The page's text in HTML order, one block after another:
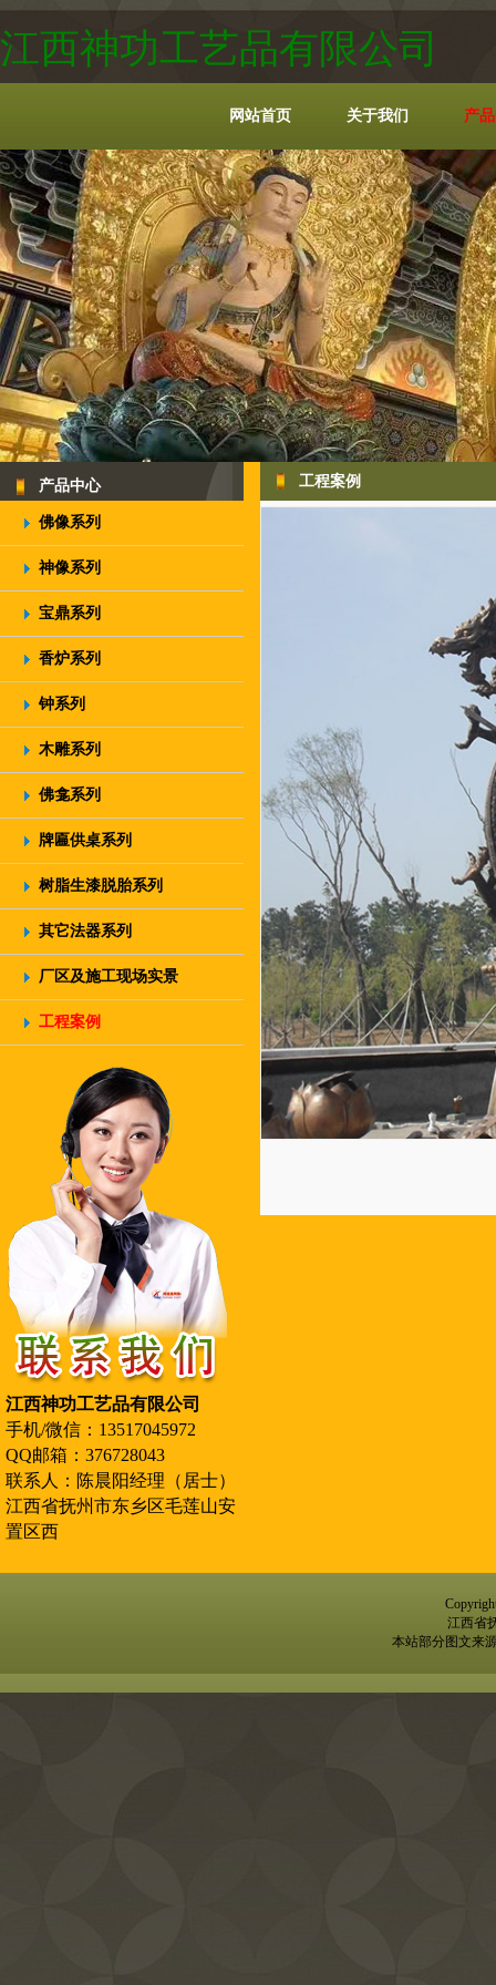
江西神功工艺品有限公司
网站首页 关于我们 产
产品中心
佛像系列
神像系列
宝鼎系列
香炉系列
钟系列
木雕系列
佛龛系列
牌匾供桌系列
树脂生漆脱胎系列
其它法器系列
厂区及施工现场实景
工程案例
江西神功工艺品有限公司
手机/微信：13517045972
QQ邮箱：376728043
联系人：陈晨阳经理（居士）
江西省抚州市东乡区毛莲山安
置区西
工程案例
江西省
本站部分图文来